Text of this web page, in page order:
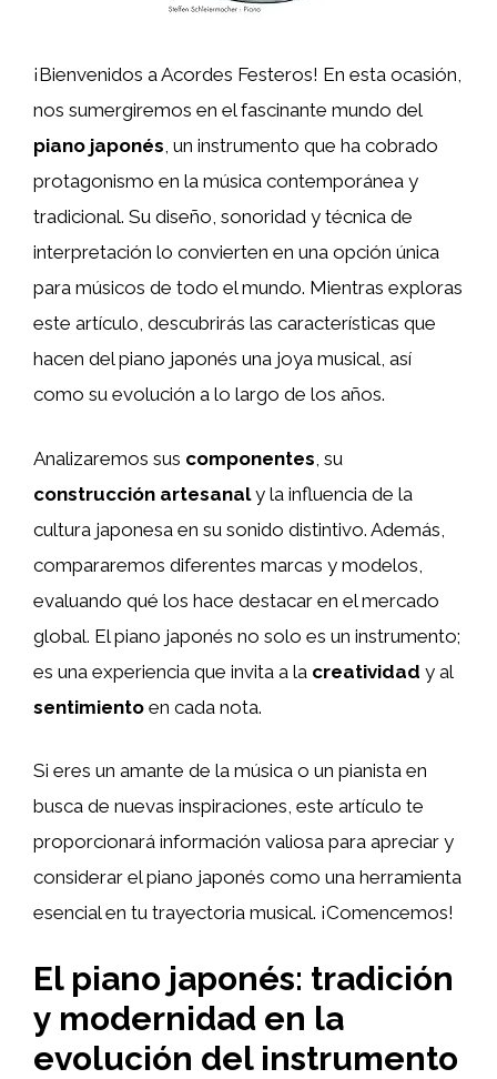
¡Bienvenidos a Acordes Festeros! En esta ocasión,
nos sumergiremos en el fascinante mundo del
piano japonés, un instrumento que ha cobrado
protagonismo en la música contemporánea y
tradicional. Su diseño, sonoridad y técnica de
interpretación lo convierten en una opción única
para músicos de todo el mundo. Mientras exploras
este artículo, descubrirás las características que
hacen del piano japonés una joya musical, así
como su evolución a lo largo de los años.
Analizaremos sus componentes , su
construcción artesanaly la influencia de la
cultura japonesa en su sonido distintivo. Además,
compararemos diferentes marcas y modelos,
evaluando qué los hace destacar en el mercado
global. El piano japonés no solo es un instrumento;
es una experiencia que invita a la creatividad y al
sentimiento en cada nota.
Si eres un amante de la música o un pianista en
busca de nuevas inspiraciones, este artículo te
proporcionará información valiosa para apreciar y
considerar el piano japonés como una herramienta
esencial en tu trayectoria musical. ¡Comencemos!
El piano japonés: tradición
y modernidad en la
evolución del instrumento